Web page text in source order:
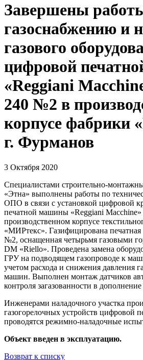
Завершены
газоснабжению и
газового
цифровой
«Reggiani
240 №2 в
корпусе фабрики
г. Фурманов
3 Октября 2020
Специалистами строительно-
«Этна» выполнены работы по
ОПО в связи с установкой цифровой
печатной машины «Reggiani
производственном корпусе
«МИРтекс». Газифицирована
№2, оснащенная четырьмя газовыми
DM «Riello». Проведена замена
ГРУ на подводящем газопроводе к
учетом расхода и снижения давления
машин. Выполнен монтаж датчиков
контроля загазованности в
Инженерами наладочного участка
газогорелочных устройств цифровой
проводятся режимно-наладочные
Объект введен в эксплуатацию.
Возврат к списку